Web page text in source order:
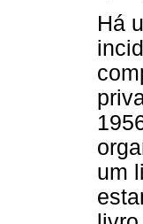
Há
um